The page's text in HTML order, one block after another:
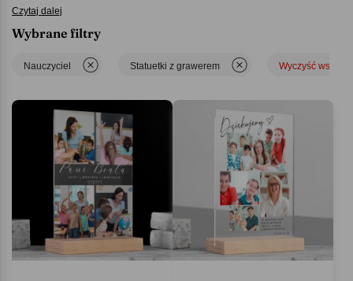
uczniów. Personalizowana dedykacja sprawia, że prezent nabiera
szukasz upominku na zakończenie roku szkolnego lub Dzień Nauczyciela,
statuetki dla nauczycieli
będą pięknym symbolem uznania i szacunku.
Czytaj dalej
Wybrane filtry
Nauczyciel Statuetki z grawerem Wyczyść